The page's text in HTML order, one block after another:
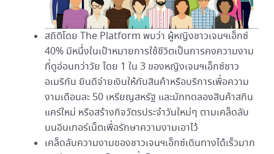
สถิติโดย The Platform พบว่า ผู้หญิงชาวเจนฯเอ็กซ์
40% มีหนึ่งในเป้าหมายการใช้ชีวิตเป็นการคงความงาม
ที่ดูอ่อนกว่าวัย โดย 1 ใน 3 ของหญิงเจนฯเอ็กซ์ชาว
อเมริกัน ยินดีจ่ายเงินให้กับสินค้าหรือบริการเพื่อความ
งามเดือนละ 50 เหรียญสหรัฐ และมักทดลองสินค้าสกิน
แคร์ใหม่ หรือสร้างกิจวัตรประจำวันใหม่ๆ ตามเคล็ดลับ
บนอินเทอร์เน็ตเพื่อรักษาความงามเอาไว้
เคล็ดลับความงามของชาวเจนฯเอ็กซ์เดินทางได้เร็วมาก